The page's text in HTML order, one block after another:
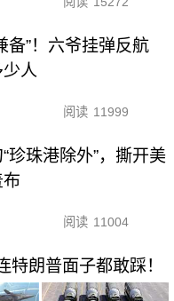
备”！六爷挂弹反航
人
阅读 11999
珍珠港除外”，撕开美
布
阅读 11004
朗普面子都敢踩！